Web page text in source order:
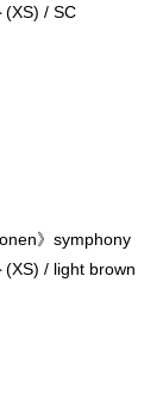
(XS) / SC
》symphony
(XS) / light brown